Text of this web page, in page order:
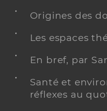
Origines des
Les espaces
En bref, par
Santé et
réflexes au